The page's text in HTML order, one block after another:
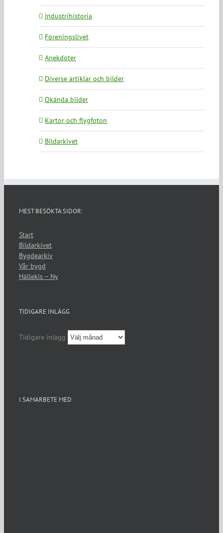
Industrihistoria
Föreningslivet
Anekdoter
Diverse artiklar och bilder
Okända bilder
Kartor och flygfoton
Bildarkivet
MEST BESÖKTA SIDOR:
Start
Bildarkivet
Bygdearkiv
Vår bygd
Hällekis – Ny
TIDIGARE INLÄGG
Tidigare inlägg
I SAMARBETE MED